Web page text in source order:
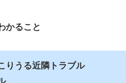
かること
りうる近隣トラブル